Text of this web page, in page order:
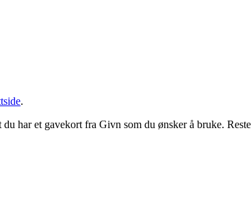
.
har et gavekort fra Givn som du ønsker å bruke.